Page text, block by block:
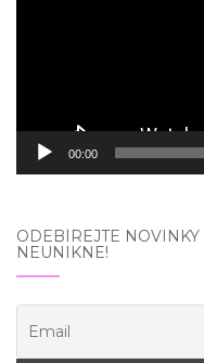
00:00
ODEBÍREJTE
NEUNIKNE!